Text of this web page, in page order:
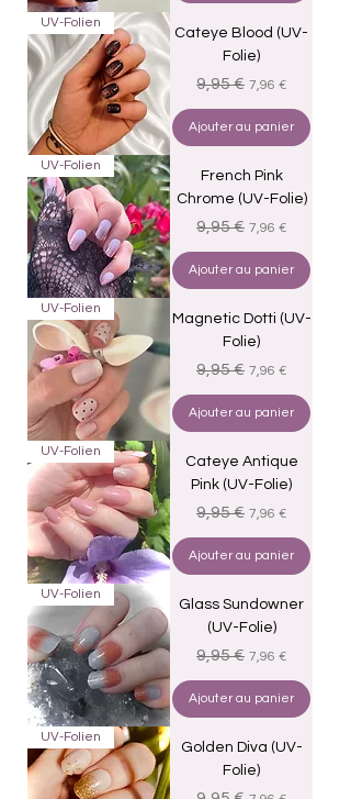
UV-Folien
Cateye Blood (UV-
Folie)
Prix original
9,95 € Prix promotionnel
7,96 €
Ajouter au panier
UV-Folien
French Pink
Chrome (UV-Folie)
Prix original
9,95 € Prix promotionnel
7,96 €
Ajouter au panier
UV-Folien
Magnetic Dotti (UV-
Folie)
Prix original
9,95 € Prix promotionnel
7,96 €
Ajouter au panier
UV-Folien
Cateye Antique
Pink (UV-Folie)
Prix original
9,95 € Prix promotionnel
7,96 €
Ajouter au panier
UV-Folien
Glass Sundowner
(UV-Folie)
Prix original
9,95 € Prix promotionnel
7,96 €
Ajouter au panier
UV-Folien
Golden Diva (UV-
Folie)
Prix originalPrix promotionnel